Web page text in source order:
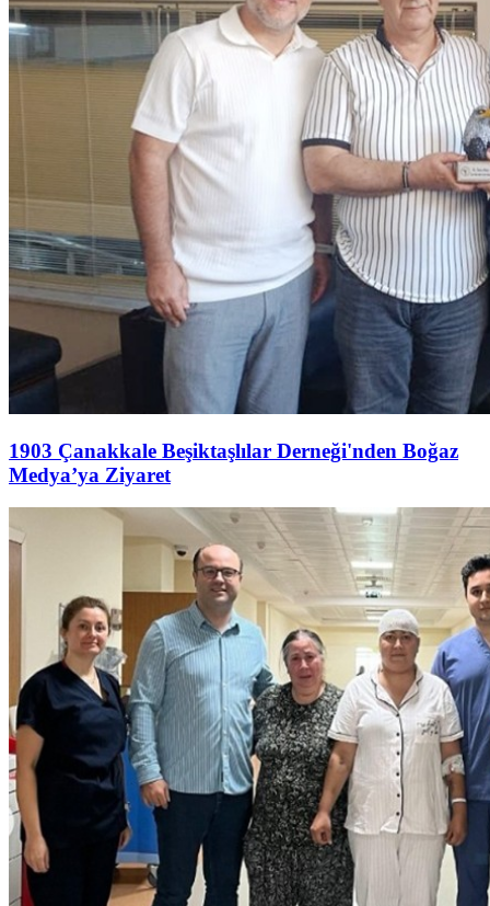
1903 Çanakkale Beşiktaşlılar Derneği'nden Boğaz
Medya’ya Ziyaret